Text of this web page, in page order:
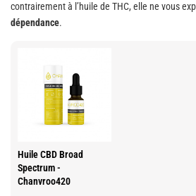
contrairement à l’huile de THC, elle ne vous
dépendance.
Huile CBD Broad
Spectrum -
Chanvroo420